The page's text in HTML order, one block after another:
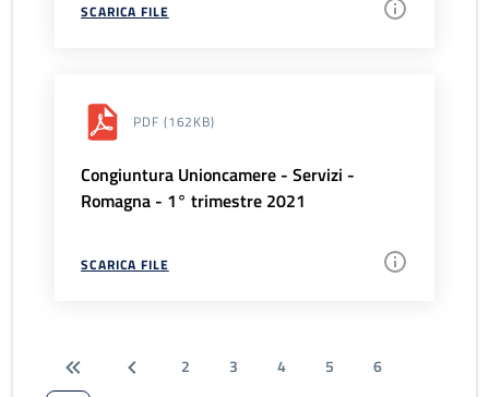
SCARICA FILE
PDF (162KB)
Congiuntura Unioncamere - Servizi -
Romagna - 1° trimestre 2021
SCARICA FILE
2 3 4 5
6